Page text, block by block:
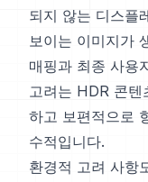
되지 않는 디스플
보이는 이미지가
매핑과 최종 사용
고려는 HDR 콘텐
하고 보편적으로
수적입니다.
환경적 고려 사항